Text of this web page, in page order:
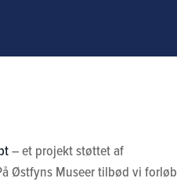
– et projekt støttet af
Østfyns Museer tilbød vi forløb